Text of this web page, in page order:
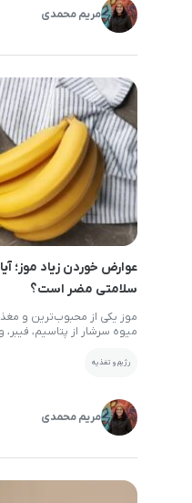
مریم محمدی
عوارض خوردن زیاد موز؛
سلامتی مضر است؟
موز یکی از محبوب‌ترین و
مصرف می‌کنند. با این حال،
رژیم و تغذیه
مریم محمدی